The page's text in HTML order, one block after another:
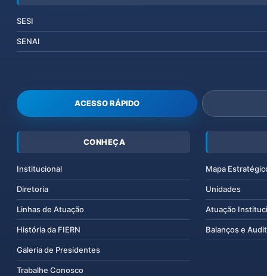
SESI
SENAI
ACESSO RÁPIDO
CONHEÇA
Institucional
Diretoria
Linhas de Atuação
História da FIERN
Galeria de Presidentes
Trabalhe Conosco
Mapa
Unidades
Atuação
Balanços e